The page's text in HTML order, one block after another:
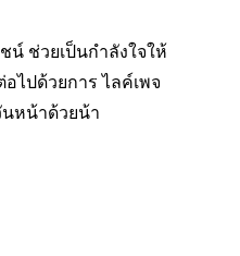
น์ ช่วยเป็นกำลังใจให้
ไปด้วยการ ไลค์เพจ
หน้าด้วยน้า